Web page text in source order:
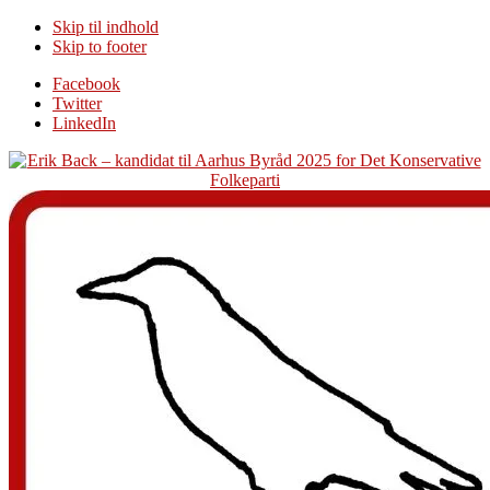
Skip til indhold
Skip to footer
Additional
menu
Facebook
Twitter
LinkedIn